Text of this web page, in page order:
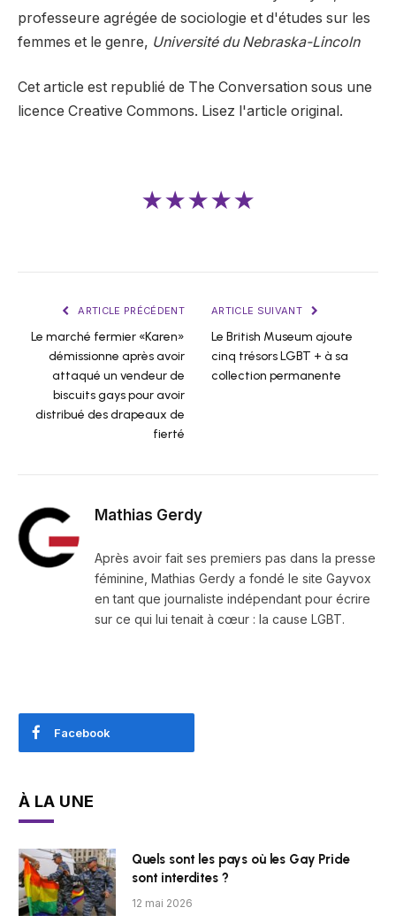
professeure agrégée de sociologie et d'études sur les
femmes et le genre, Université du Nebraska-Lincoln
Cet article est republié de The Conversation sous une
licence Creative Commons. Lisez l'article original.
★★★★★
ARTICLE PRÉCÉDENT
Le marché fermier «Karen»
démissionne après avoir
attaqué un vendeur de
biscuits gays pour avoir
distribué des drapeaux de
fierté
ARTICLE SUIVANT
Le British Museum ajoute
cinq trésors LGBT + à sa
collection permanente
Mathias Gerdy
Après avoir fait ses premiers pas dans la presse
féminine, Mathias Gerdy a fondé le site Gayvox
en tant que journaliste indépendant pour écrire
sur ce qui lui tenait à cœur : la cause LGBT.
Facebook
À LA UNE
Quels sont les pays où les Gay Pride
sont interdites ?
12 mai 2026